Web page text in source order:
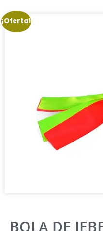
¡Oferta!
BOLA DE